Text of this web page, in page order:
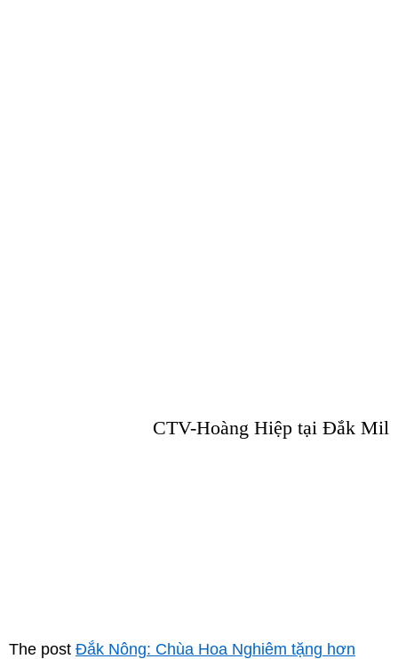
CTV-Hoàng Hiệp tại Đắk Mil
The post Đắk Nông: Chùa Hoa Nghiêm tặng hơn